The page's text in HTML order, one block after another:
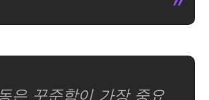
은 꾸준함이 가장 중요